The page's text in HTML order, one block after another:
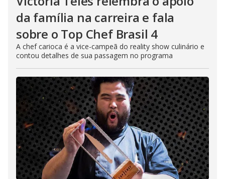
da família na carreira e fala
sobre o Top Chef Brasil 4
A chef carioca é a vice-campeã do reality show culinário e
contou detalhes de sua passagem no programa